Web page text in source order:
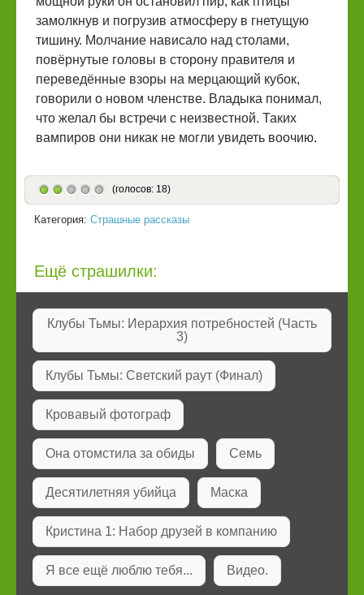
замолкнув и погрузив атмосферу в гнетущую
тишину. Молчание нависало над столами,
повёрнутые головы в сторону правителя и
переведённые взоры на мерцающий кубок,
говорили о новом членстве. Владыка понимал,
что желал бы встречи с неизвестной. Таких
вампиров они никак не могли увидеть воочию.
(голосов: 18)
Категория: Страшные рассказы
Ещё страшилки:
Клубы Тьмы: Иерархия потребностей (Часть
3)
Клубы Тьмы: Светский раут (Финал)
Кровавый фотограф
Она отомстила за обиды Семь
Десятилетняя убийца Маска
Кристина 1: Набор друзей в компанию
Я все ещё люблю тебя... Видео.